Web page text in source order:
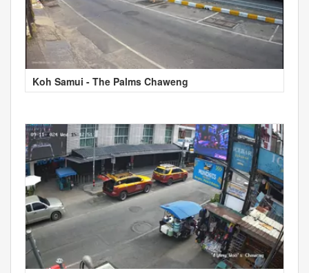
Koh Samui - The Palms Chaweng